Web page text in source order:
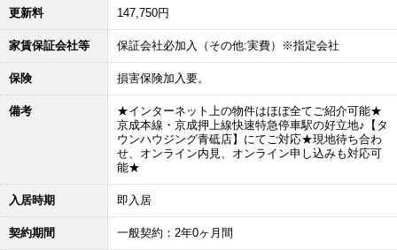
更新料 147,750円
家賃保証会社等 保証会社必加入（その他:実費）※指定会社
保険 損害保険加入要。
備考
★インターネット上の物件はほぼ全てご紹介可能★
京成本線・京成押上線快速特急停車駅の好立地♪【タ
ウンハウジング青砥店】にてご対応★現地待ち合わ
せ、オンライン内見、オンライン申し込みも対応可
能★
入居時期 即入居
契約期間 一般契約：2年0ヶ月間